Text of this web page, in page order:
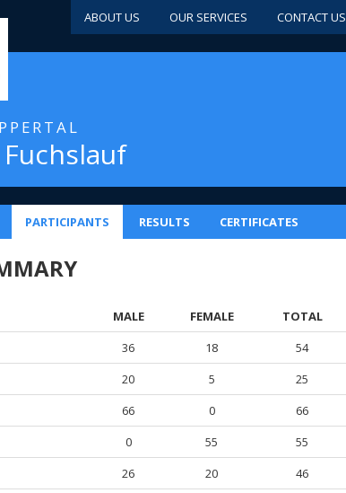
ABOUT US OUR SERVICES CONTACT US
PARTICIPANTS RESULTS CERTIFICATES
MALE FEMALE TOTAL
36 18 54
20 5 25
66 0 66
0 55 55
26 20 46